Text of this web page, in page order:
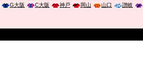
G大阪 C大阪 神戸 岡山 山口 讃岐